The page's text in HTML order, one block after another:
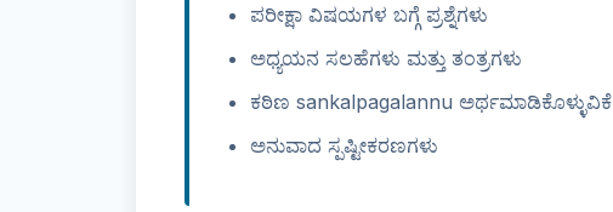
ಪರೀಕ್ಷಾ ವಿಷಯಗಳ ಬಗ್ಗೆ ಪ್ರಶ್ನೆಗಳು
ಅಧ್ಯಯನ ಸಲಹೆಗಳು ಮತ್ತು ತಂತ್ರಗಳು
ಕಠಿಣ sankalpagalannu ಅರ್ಥಮಾಡಿಕೊಳ್ಳುವಿಕೆ
ಅನುವಾದ ಸ್ಪಷ್ಟೀಕರಣಗಳು